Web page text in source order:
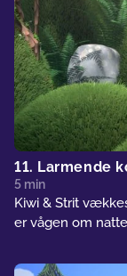
11. Larmende
5 min
Kiwi & Strit
er vågen om
igen kan sove om